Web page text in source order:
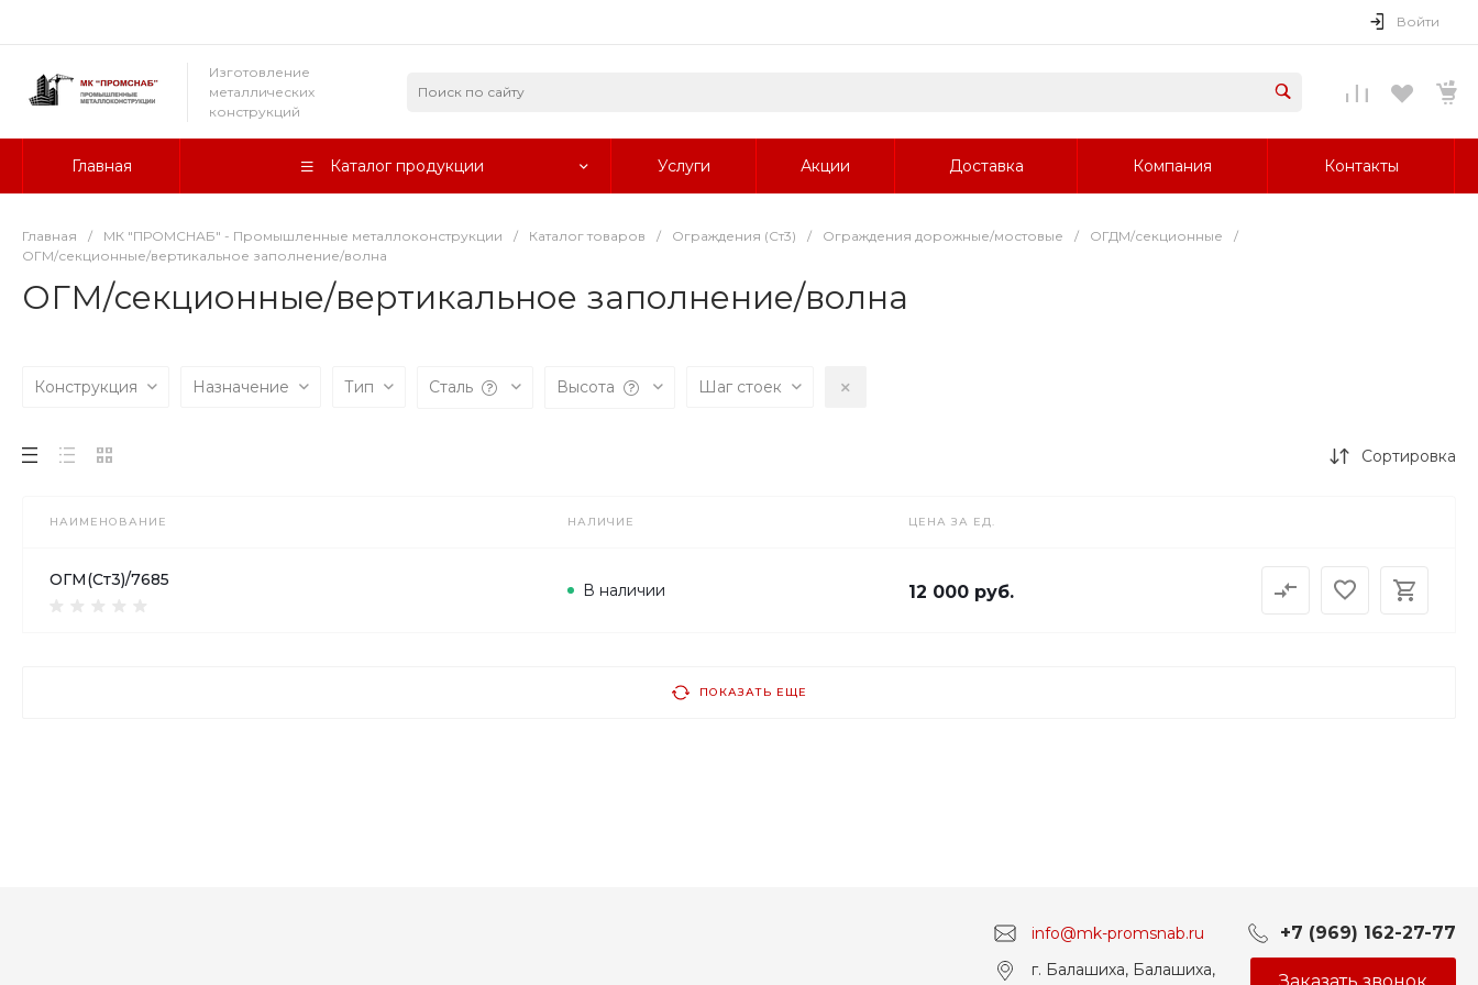
Войти
Изготовление
металлических
конструкций
Главная Каталог продукции Услуги Акции Доставка Компания Контакты
Главная / МК "ПРОМСНАБ" - Промышленные металлоконструкции / Каталог товаров / Ограждения (Ст3) / Ограждения дорожные/мостовые / ОГДМ/секционные
/
ОГМ/секционные/вертикальное заполнение/волна
ОГМ/секционные/вертикальное заполнение/волна
Конструкция Назначение Тип Сталь Высота Шаг стоек
Сортировка
НАИМЕНОВАНИЕ НАЛИЧИЕ ЦЕНА ЗА ЕД.
ОГМ(Ст3)/7685
В наличии 12 000 руб.
ПОКАЗАТЬ ЕЩЕ
info@mk-promsnab.ru +7 (969) 162-27-77
г. Балашиха, Балашиха,